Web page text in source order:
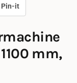
Pin-it
mm,